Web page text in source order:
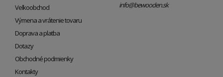
Veľkoobchod
Výmena a vrátenie tovaru
Doprava a platba
Dotazy
Obchodné podmienky
Kontakty
info@bewooden.sk